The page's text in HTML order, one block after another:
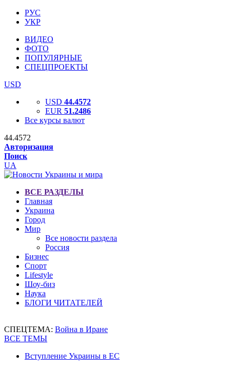
РУС
УКР
ВИДЕО
ФОТО
ПОПУЛЯРНЫЕ
СПЕЦПРОЕКТЫ
USD
USD 44.4572
EUR 51.2486
Все курсы валют
44.4572
Авторизация
Поиск
UA
ВСЕ РАЗДЕЛЫ
Главная
Украина
Город
Мир
Все новости раздела
Россия
Бизнес
Спорт
Lifestyle
Шоу-биз
Наука
БЛОГИ ЧИТАТЕЛЕЙ
СПЕЦТЕМА: Война в Иране
ВСЕ ТЕМЫ
Вступление Украины в ЕС